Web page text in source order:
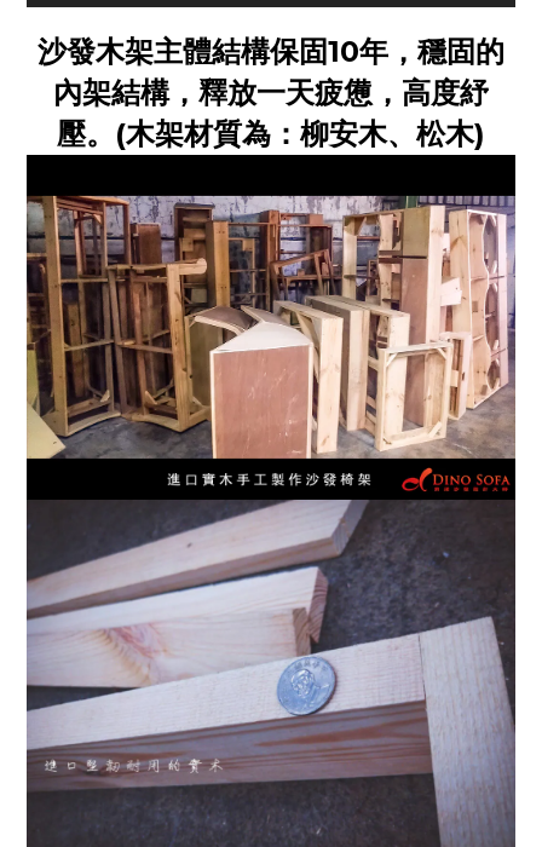
沙發木架主體結構保固10年，穩固的
內架結構，釋放一天疲憊，高度紓
壓。(木架材質為：柳安木、松木)